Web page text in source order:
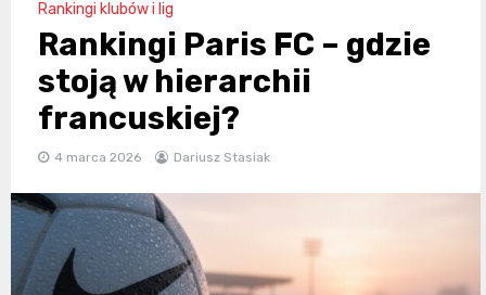
Rankingi klubów i lig
Rankingi Paris FC – gdzie
stoją w hierarchii
francuskiej?
4 marca 2026 Dariusz Stasiak